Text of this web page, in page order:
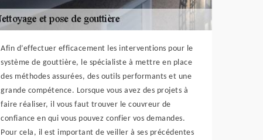
Afin d’effectuer efficacement les interventions pour le
système de gouttière, le spécialiste à mettre en place
des méthodes assurées, des outils performants et une
grande compétence. Lorsque vous avez des projets à
faire réaliser, il vous faut trouver le couvreur de
confiance en qui vous pouvez confier vos demandes.
Pour cela, il est important de veiller à ses précédentes